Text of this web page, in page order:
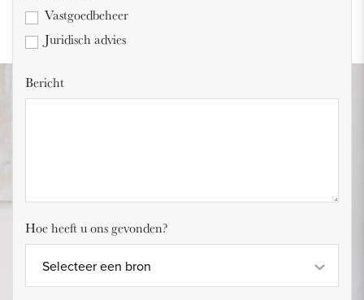
Vastgoedbeheer
Juridisch advies
Bericht
Hoe heeft u ons gevonden?
Selecteer een bron